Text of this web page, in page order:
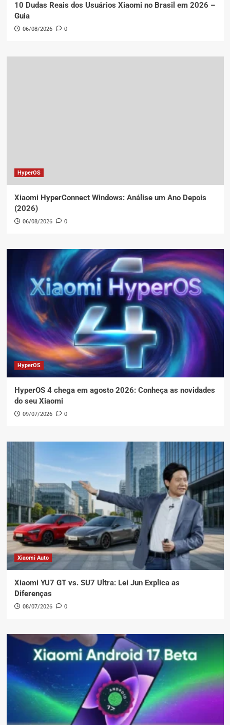
10 Dudas Reais dos Usuários Xiaomi no Brasil em 2026 –
Guia
06/08/2026 0
HyperOS
Xiaomi HyperConnect Windows: Análise um Ano Depois
(2026)
06/08/2026 0
HyperOS
HyperOS 4 chega em agosto 2026: Conheça as novidades
do seu Xiaomi
09/07/2026 0
Xiaomi Auto
Xiaomi YU7 GT vs. SU7 Ultra: Lei Jun Explica as
Diferenças
08/07/2026 0